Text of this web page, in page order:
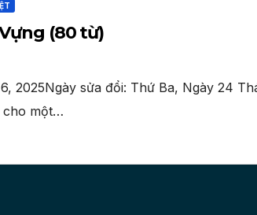
Anh: Từ Vựng (80 từ)
2025Ngày sửa đổi: Thứ Ba, Ngày 24
cho một…